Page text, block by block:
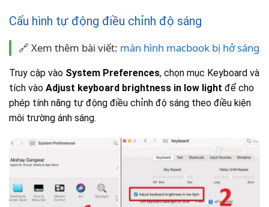
Cấu hình tự động điều chỉnh độ sáng
🔗 Xem thêm bài viết: màn hình macbook bị hở sáng
Truy cập vào System Preferences, chọn mục Keyboard và
tích vào Adjust keyboard brightness in low light để cho
phép tính năng tự động điều chỉnh độ sáng theo điều kiện
môi trường ánh sáng.